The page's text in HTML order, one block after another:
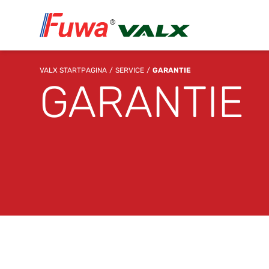
VALX STARTPAGINA SERVICE GARANTIE
GARANTIE